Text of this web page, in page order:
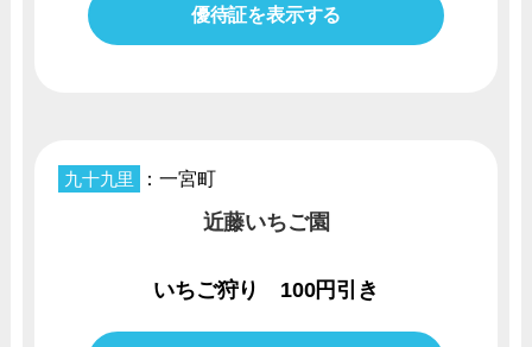
優待証を表示する
九十九里 ：一宮町
近藤いちご園
いちご狩り 100円引き